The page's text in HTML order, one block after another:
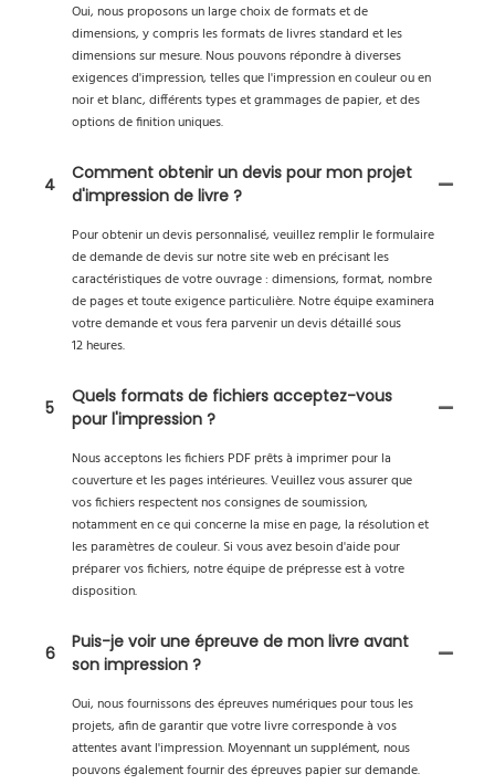
Oui, nous proposons un large choix de formats et de
dimensions, y compris les formats de livres standard et les
dimensions sur mesure. Nous pouvons répondre à diverses
exigences d'impression, telles que l'impression en couleur ou en
noir et blanc, différents types et grammages de papier, et des
options de finition uniques.
4
Comment obtenir un devis pour mon projet
d'impression de livre ?
Pour obtenir un devis personnalisé, veuillez remplir le formulaire
de demande de devis sur notre site web en précisant les
caractéristiques de votre ouvrage : dimensions, format, nombre
de pages et toute exigence particulière. Notre équipe examinera
votre demande et vous fera parvenir un devis détaillé sous
12 heures.
5
Quels formats de fichiers acceptez-vous
pour l'impression ?
Nous acceptons les fichiers PDF prêts à imprimer pour la
couverture et les pages intérieures. Veuillez vous assurer que
vos fichiers respectent nos consignes de soumission,
notamment en ce qui concerne la mise en page, la résolution et
les paramètres de couleur. Si vous avez besoin d'aide pour
préparer vos fichiers, notre équipe de prépresse est à votre
disposition.
6
Puis-je voir une épreuve de mon livre avant
son impression ?
Oui, nous fournissons des épreuves numériques pour tous les
projets, afin de garantir que votre livre corresponde à vos
attentes avant l'impression. Moyennant un supplément, nous
pouvons également fournir des épreuves papier sur demande.